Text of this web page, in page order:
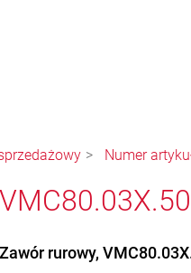
Numer
Zawór rurowy,